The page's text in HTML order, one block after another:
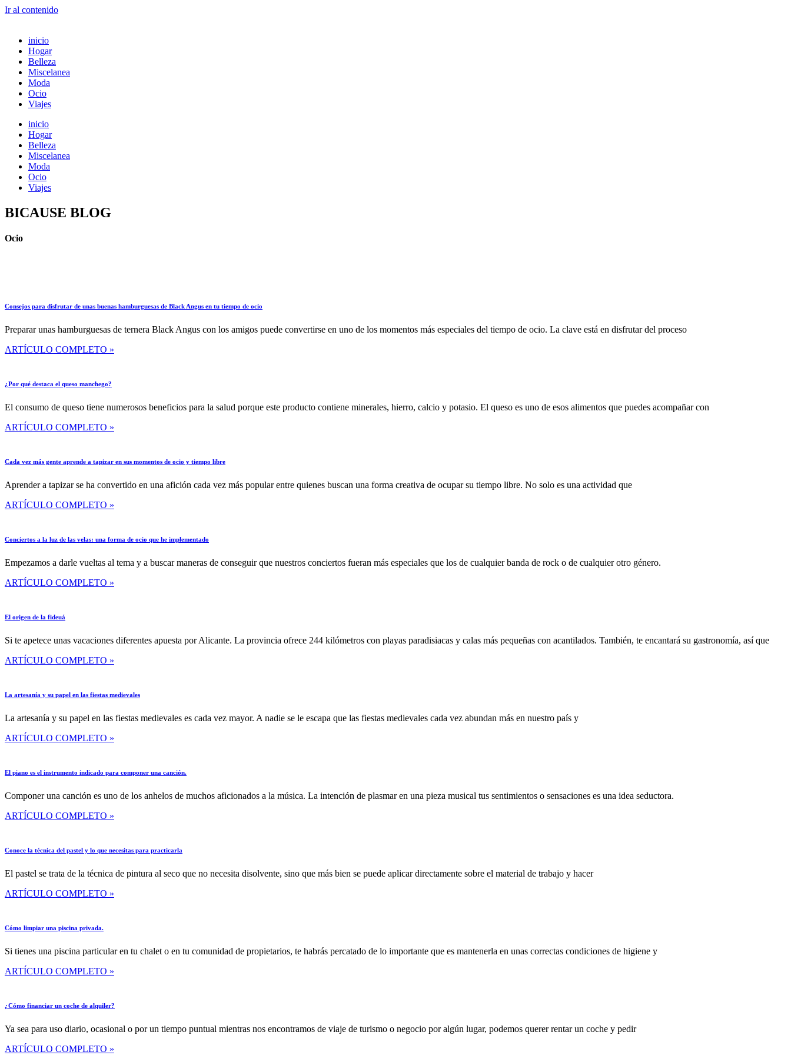
Ir al contenido
inicio
Hogar
Belleza
Miscelanea
Moda
Ocio
Viajes
inicio
Hogar
Belleza
Miscelanea
Moda
Ocio
Viajes
BICAUSE BLOG
Ocio
Consejos para disfrutar de unas buenas hamburguesas de Black Angus en tu tiempo de ocio
Preparar unas hamburguesas de ternera Black Angus con los amigos puede convertirse en uno de los momentos más especiales del tiempo de ocio. La clave está en disfrutar del proceso
ARTÍCULO COMPLETO »
¿Por qué destaca el queso manchego?
El consumo de queso tiene numerosos beneficios para la salud porque este producto contiene minerales, hierro, calcio y potasio. El queso es uno de esos alimentos que puedes acompañar con
ARTÍCULO COMPLETO »
Cada vez más gente aprende a tapizar en sus momentos de ocio y tiempo libre
Aprender a tapizar se ha convertido en una afición cada vez más popular entre quienes buscan una forma creativa de ocupar su tiempo libre. No solo es una actividad que
ARTÍCULO COMPLETO »
Conciertos a la luz de las velas: una forma de ocio que he implementado
Empezamos a darle vueltas al tema y a buscar maneras de conseguir que nuestros conciertos fueran más especiales que los de cualquier banda de rock o de cualquier otro género.
ARTÍCULO COMPLETO »
El origen de la fideuá
Si te apetece unas vacaciones diferentes apuesta por Alicante. La provincia ofrece 244 kilómetros con playas paradisiacas y calas más pequeñas con acantilados. También, te encantará su gastronomía, así que
ARTÍCULO COMPLETO »
La artesanía y su papel en las fiestas medievales
La artesanía y su papel en las fiestas medievales es cada vez mayor. A nadie se le escapa que las fiestas medievales cada vez abundan más en nuestro país y
ARTÍCULO COMPLETO »
El piano es el instrumento indicado para componer una canción.
Componer una canción es uno de los anhelos de muchos aficionados a la música. La intención de plasmar en una pieza musical tus sentimientos o sensaciones es una idea seductora.
ARTÍCULO COMPLETO »
Conoce la técnica del pastel y lo que necesitas para practicarla
El pastel se trata de la técnica de pintura al seco que no necesita disolvente, sino que más bien se puede aplicar directamente sobre el material de trabajo y hacer
ARTÍCULO COMPLETO »
Cómo limpiar una piscina privada.
Si tienes una piscina particular en tu chalet o en tu comunidad de propietarios, te habrás percatado de lo importante que es mantenerla en unas correctas condiciones de higiene y
ARTÍCULO COMPLETO »
¿Cómo financiar un coche de alquiler?
Ya sea para uso diario, ocasional o por un tiempo puntual mientras nos encontramos de viaje de turismo o negocio por algún lugar, podemos querer rentar un coche y pedir
ARTÍCULO COMPLETO »